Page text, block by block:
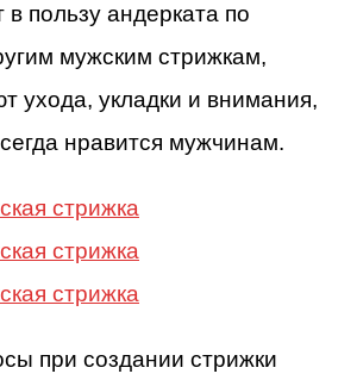
в пользу андерката по
мужским стрижкам,
ухода, укладки и внимания,
нравится мужчинам.
при создании стрижки